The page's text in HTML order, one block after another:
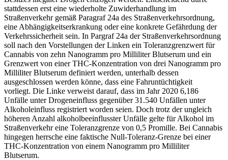
stattdessen erst eine wiederholte Zuwiderhandlung im
Straßenverkehr gemäß Paragraf 24a des Straßenverkehrsordnung,
eine Abhängigkeitserkrankung oder eine konkrete Gefährdung der
Verkehrssicherheit sein. In Pargraf 24a der Straßenverkehrsordnung
soll nach den Vorstellungen der Linken ein Toleranzgrenzwert für
Cannabis von zehn Nanogramm pro Milliliter Blutserum und ein
Grenzwert von einer THC-Konzentration von drei Nanogramm pro
Milliliter Blutserum definiert werden, unterhalb dessen
ausgeschlossen werden könne, dass eine Fahruntüchtigkeit
vorliegt. Die Linke verweist darauf, dass im Jahr 2020 6,186
Unfälle unter Drogeneinfluss gegenüber 31.540 Unfällen unter
Alkoholeinfluss registriert worden seien. Doch trotz der ungleich
höheren Anzahl alkoholbeeinflusster Unfälle gelte für Alkohol im
Straßenverkehr eine Toleranzgrenze von 0,5 Promille. Bei Cannabis
hingegen herrsche eine faktische Null-Toleranz-Grenze bei einer
THC-Konzentration von einem Nanogramm pro Milliliter
Blutserum.